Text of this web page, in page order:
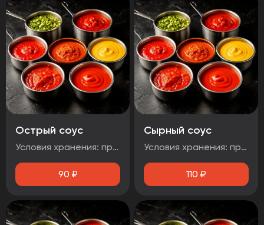
Острый соус
Условия хранения: при температуре от плюс 2°C до плюс 4°C Срок годности: 48 часов Т.У 10.71. 11-001-48751922-2017 Рекомендуется употребить сразу после вскрытия упаковки Без ГМО
90 ₽
Сырный соус
Условия хранения: при температуре от плюс 2°C до плюс 4°C Срок годности: 48 часов Т.У 10.71. 11-001-48751922-2017 Рекомендуется употребить сразу после вскрытия упаковки Без ГМО
110 ₽